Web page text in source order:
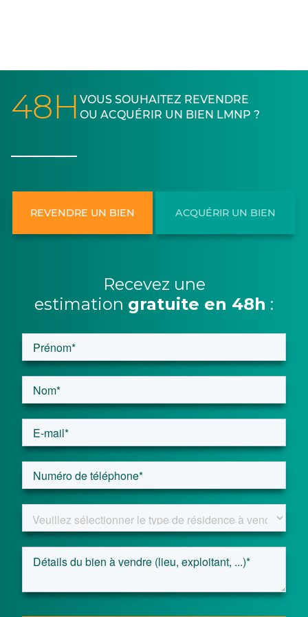
48H VOUS SOUHAITEZ REVENDRE
OU ACQUÉRIR UN BIEN LMNP ?
REVENDRE UN BIEN ACQUÉRIR UN BIEN